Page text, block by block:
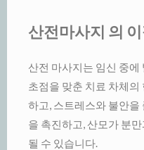
산전마사지 의
산전 마사지는 임신 중
초점을 맞춘 치료 차체
하고, 스트레스와 불안을
을 촉진하고, 산모가 분
될 수 있습니다.